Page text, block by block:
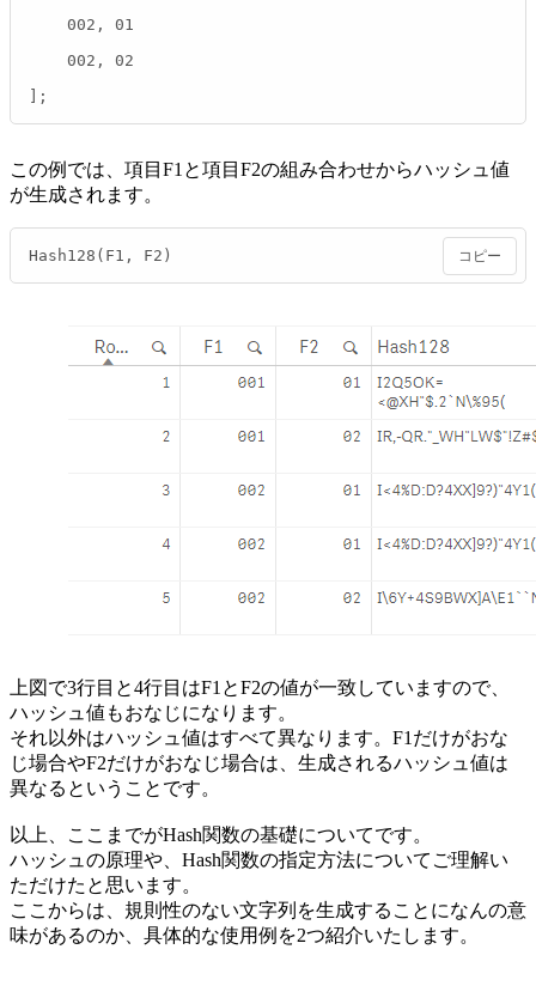
    002, 01
    002, 02
];
この例では、項目F1と項目F2の組み合わせからハッシュ値
が生成されます。
Hash128(F1, F2) コピー
上図で3行目と4行目はF1とF2の値が一致していますので、
ハッシュ値もおなじになります。
それ以外はハッシュ値はすべて異なります。F1だけがおな
じ場合やF2だけがおなじ場合は、生成されるハッシュ値は
異なるということです。
以上、ここまでがHash関数の基礎についてです。
ハッシュの原理や、Hash関数の指定方法についてご理解い
ただけたと思います。
ここからは、規則性のない文字列を生成することになんの意
味があるのか、具体的な使用例を2つ紹介いたします。